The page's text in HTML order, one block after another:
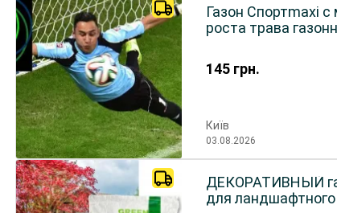
145 грн.
Газон Спортmaxi
роста трава
Київ
03.08.2026
ДЕКОРАТИВНЫЙ
для ландшафтного